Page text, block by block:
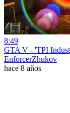
8:49
GTA V - 'TPI
EnforcerZhukov
hace 8 años